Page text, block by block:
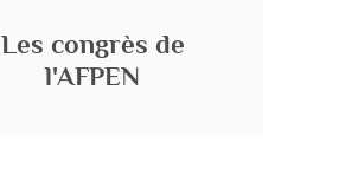
Les congrès de
l'AFPEN